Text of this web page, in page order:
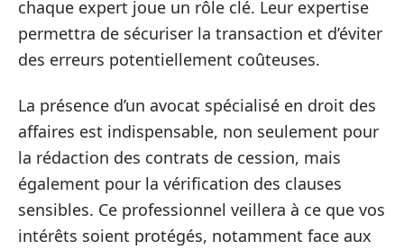
chaque expert joue un rôle clé. Leur expertise
permettra de sécuriser la transaction et d’éviter
des erreurs potentiellement coûteuses.
La présence d’un avocat spécialisé en droit des
affaires est indispensable, non seulement pour
la rédaction des contrats de cession, mais
également pour la vérification des clauses
sensibles. Ce professionnel veillera à ce que vos
intérêts soient protégés, notamment face aux